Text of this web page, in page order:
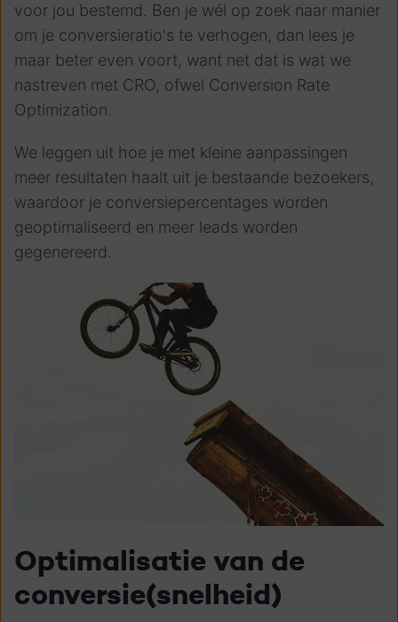
voor jou bestemd. Ben je wél op zoek naar manier
om je conversieratio's te verhogen, dan lees je
maar beter even voort, want net dat is wat we
nastreven met CRO, ofwel Conversion Rate
Optimization.
We leggen uit hoe je met kleine aanpassingen
meer resultaten haalt uit je bestaande bezoekers,
waardoor je conversiepercentages worden
geoptimaliseerd en meer leads worden
gegenereerd.
Optimalisatie van de
conversie(snelheid)